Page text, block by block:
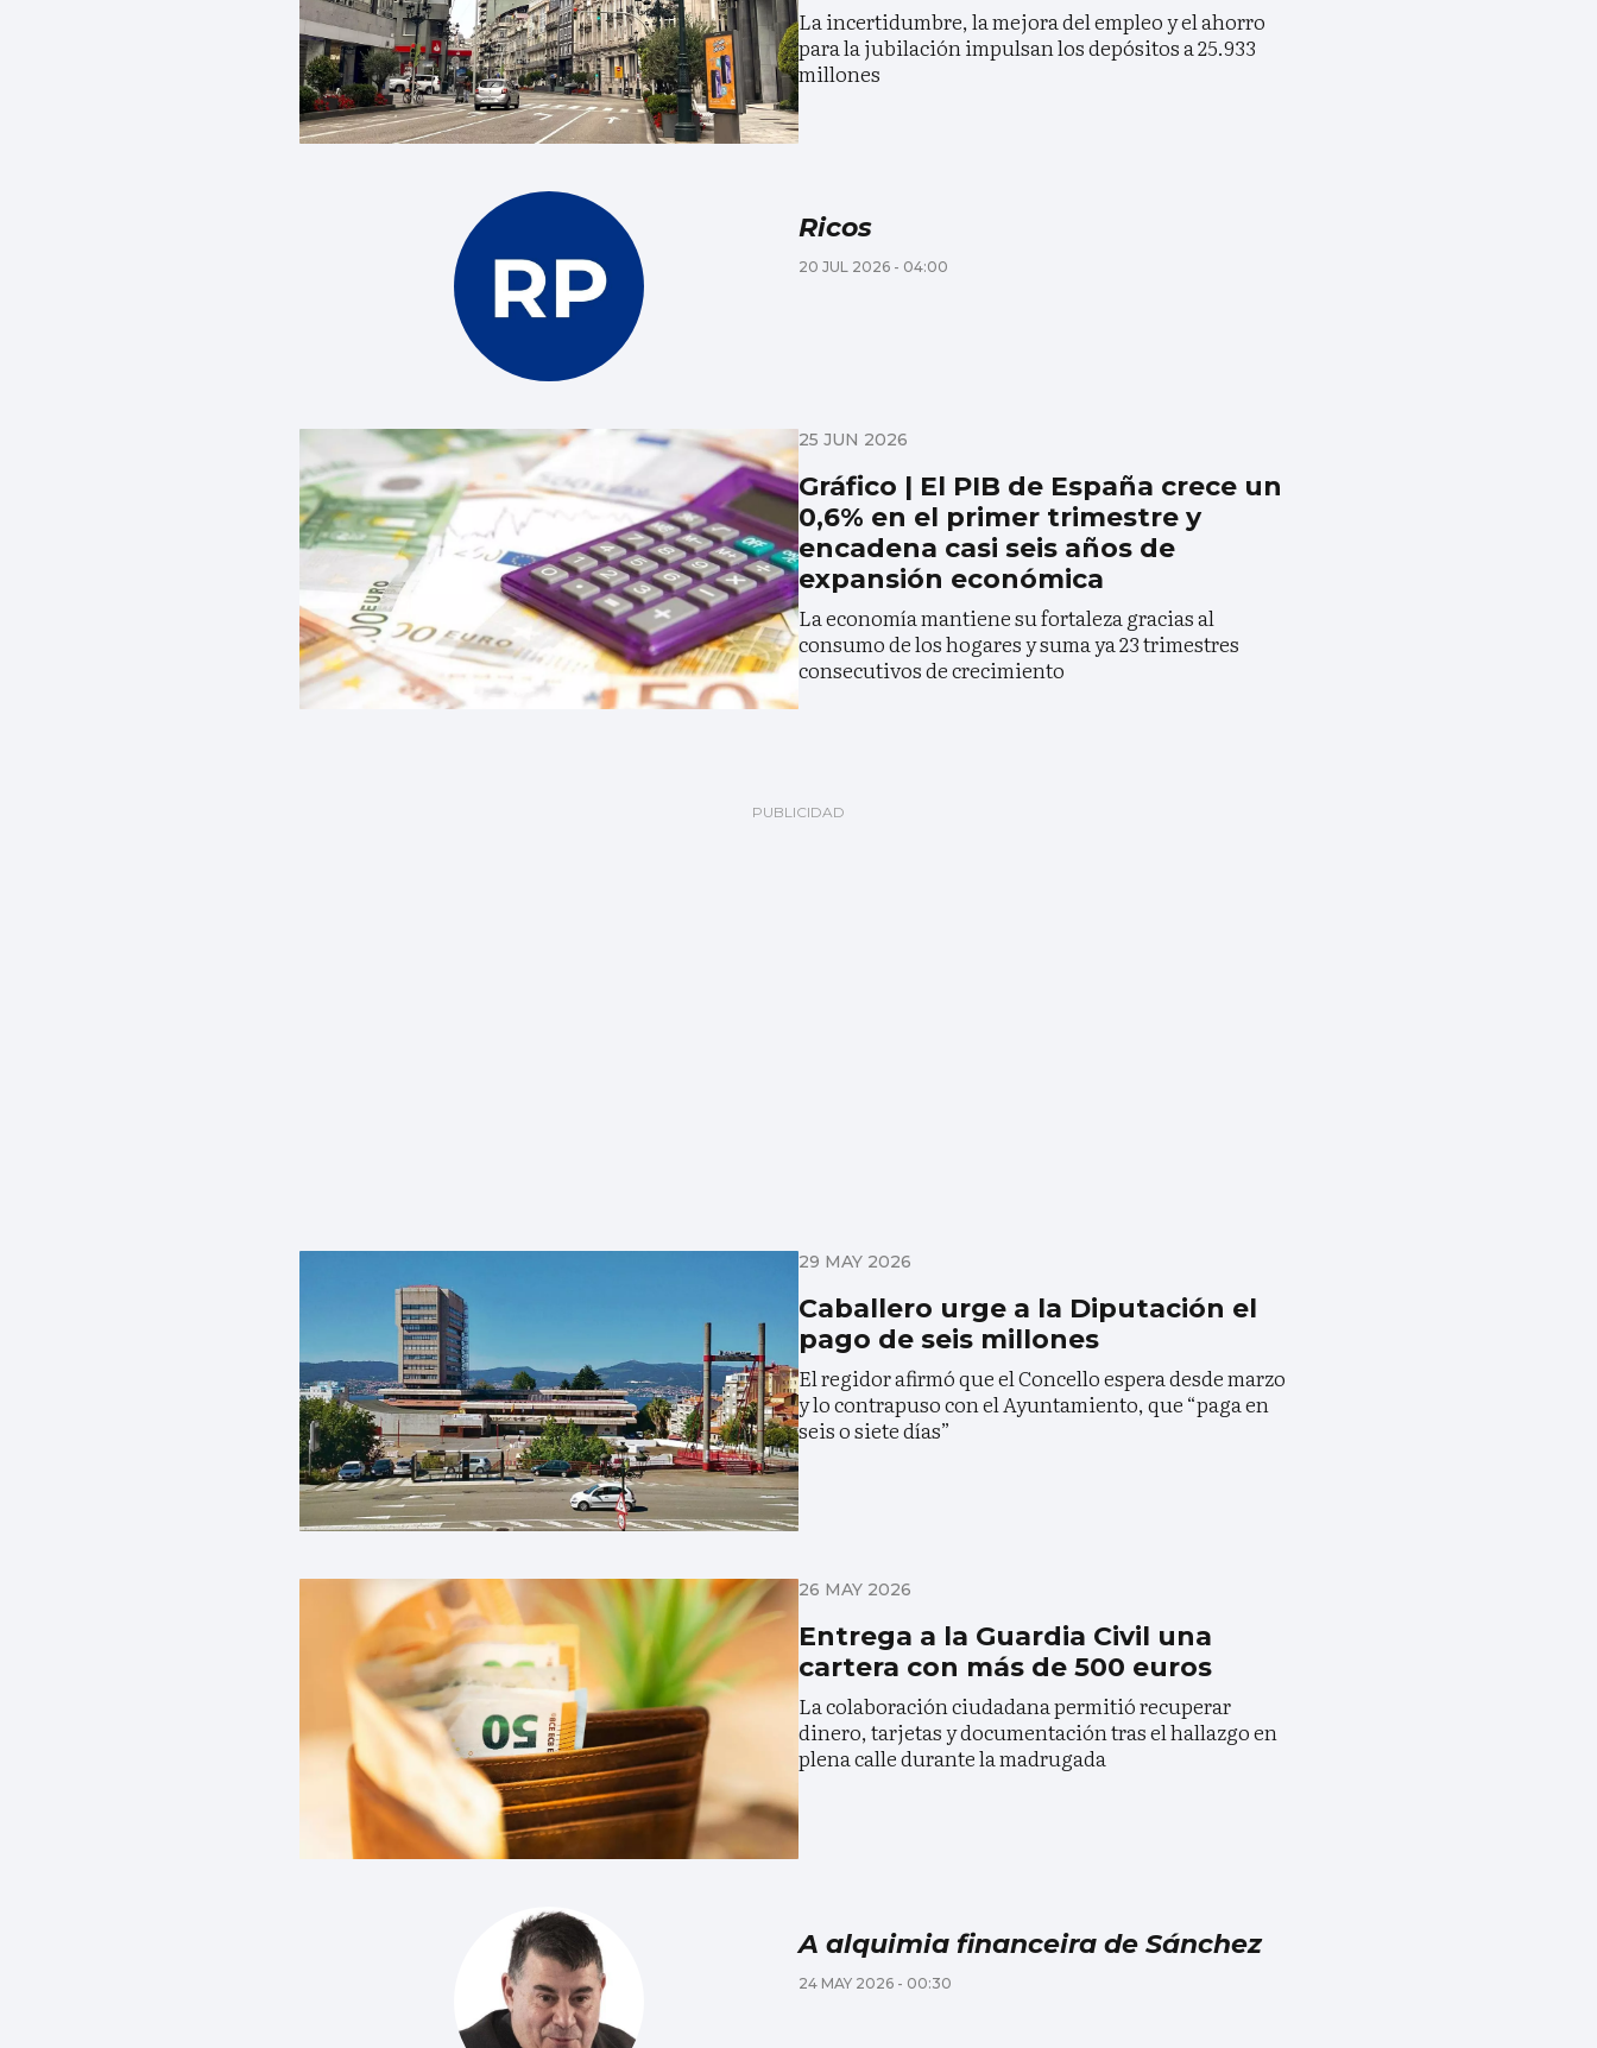
La incertidumbre, la mejora del empleo y el ahorro
para la jubilación impulsan los depósitos a 25.933
millones
Ricos
20 JUL 2026 - 04:00
25 JUN 2026
Gráfico | El PIB de España crece un
0,6% en el primer trimestre y
encadena casi seis años de
expansión económica
La economía mantiene su fortaleza gracias al
consumo de los hogares y suma ya 23 trimestres
consecutivos de crecimiento
29 MAY 2026
Caballero urge a la Diputación el
pago de seis millones
El regidor afirmó que el Concello espera desde marzo
y lo contrapuso con el Ayuntamiento, que “paga en
seis o siete días”
26 MAY 2026
Entrega a la Guardia Civil una
cartera con más de 500 euros
La colaboración ciudadana permitió recuperar
dinero, tarjetas y documentación tras el hallazgo en
plena calle durante la madrugada
A alquimia financeira de Sánchez
24 MAY 2026 - 00:30